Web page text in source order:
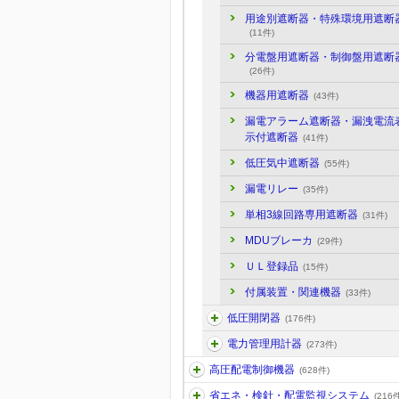
用途別遮断器・特殊環境用遮断
(11件)
分電盤用遮断器・制御盤用遮断
(26件)
機器用遮断器 (43件)
漏電アラーム遮断器・漏洩電流
示付遮断器 (41件)
低圧気中遮断器 (55件)
漏電リレー (35件)
単相3線回路専用遮断器 (31件)
MDUブレーカ (29件)
ＵＬ登録品 (15件)
付属装置・関連機器 (33件)
低圧開閉器 (176件)
電力管理用計器 (273件)
高圧配電制御機器 (628件)
省エネ・検針・配電監視システム (216